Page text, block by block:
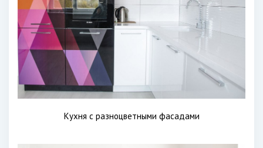
Кухня с разноцветными фасадами